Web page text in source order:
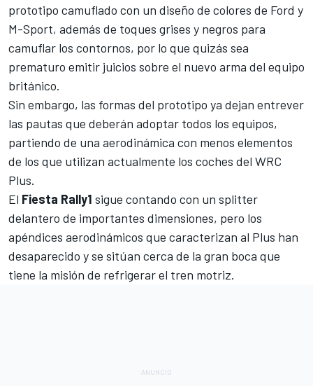
prototipo camuflado con un diseño de colores de Ford y
M-Sport, además de toques grises y negros para
camuflar los contornos, por lo que quizás sea
prematuro emitir juicios sobre el nuevo arma del equipo
británico.
Sin embargo, las formas del prototipo ya dejan entrever
las pautas que deberán adoptar todos los equipos,
partiendo de una aerodinámica con menos elementos
de los que utilizan actualmente los coches del WRC
Plus.
El Fiesta Rally1 sigue contando con un splitter
delantero de importantes dimensiones, pero los
apéndices aerodinámicos que caracterizan al Plus han
desaparecido y se sitúan cerca de la gran boca que
tiene la misión de refrigerar el tren motriz.